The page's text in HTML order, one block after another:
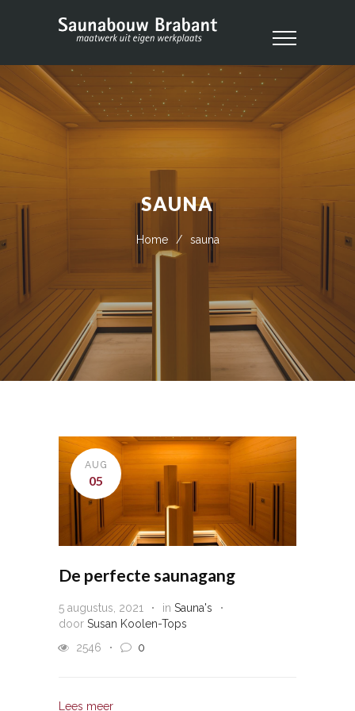
SAUNA
Home / sauna
AUG
05
De perfecte saunagang
5 augustus, 2021 in Sauna's
door Susan Koolen-Tops
2546
0
Lees meer